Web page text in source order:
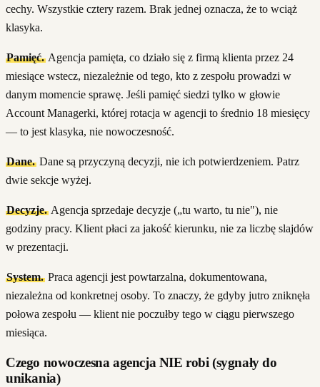
cechy. Wszystkie cztery razem. Brak jednej oznacza, że to wciąż
klasyka.
Pamięć.Agencja pamięta, co działo się z firmą klienta przez 24
miesiące wstecz, niezależnie od tego, kto z zespołu prowadzi w
danym momencie sprawę. Jeśli pamięć siedzi tylko w głowie
Account Managerki, której rotacja w agencji to średnio 18 miesięcy
— to jest klasyka, nie nowoczesność.
Dane.Dane są przyczyną decyzji, nie ich potwierdzeniem. Patrz
dwie sekcje wyżej.
Decyzje.Agencja sprzedaje decyzje („tu warto, tu nie"), nie
godziny pracy. Klient płaci za jakość kierunku, nie za liczbę slajdów
w prezentacji.
System.Praca agencji jest powtarzalna, dokumentowana,
niezależna od konkretnej osoby. To znaczy, że gdyby jutro zniknęła
połowa zespołu — klient nie poczułby tego w ciągu pierwszego
miesiąca.
Czego nowoczesna agencja NIE robi (sygnały do
unikania)